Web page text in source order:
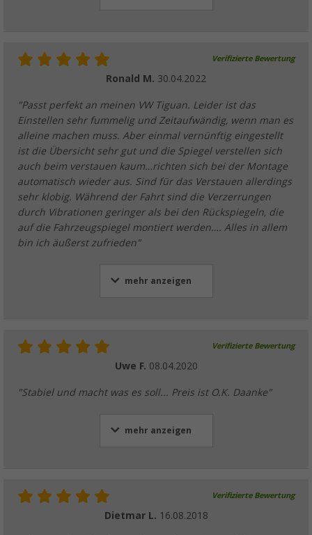
Verifizierte Bewertung
Ronald M. 30.04.2022
"Passt perfekt an meinen VW Tiguan. Leider ist das
Einstellen sehr fummelig und Zeitaufwändig, wenn man es
alleine machen muss. Aber einmal vernünftig eingestellt
ist die Übersicht sehr gut und die Spiegel verstellen sich
auch beim verstauen kaum…richten sich bei der Montage
automatisch wieder aus. Sind für das Verstauen allerdings
sehr klobig. Während der Fahrt sind die Verzerrungen
durch Vibrationen geringer als bei den Rückspiegeln, die
auf die Fahrzeugspiegel montiert werden…. Alles in allem
bin ich äußerst zufrieden"
mehr anzeigen
Verifizierte Bewertung
Uwe F. 08.04.2020
"Stabiel und macht was es soll... Preis ist O.K. Daanke"
mehr anzeigen
Verifizierte Bewertung
Dietmar L. 16.08.2018